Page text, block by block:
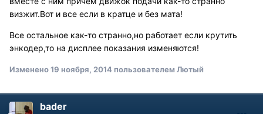
визжит.Вот и все если в кратце и без мата!
Все остальное как-то странно,но работает если крутить
энкодер,то на дисплее показания изменяются!
Изменено19 ноября, 2014пользователем Лютый
bader